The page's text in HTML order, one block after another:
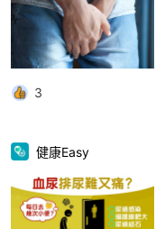
3
健康Easy